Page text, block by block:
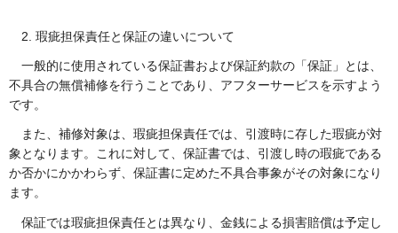
2. 瑕疵担保責任と保証の違いについて
一般的に使用されている保証書および保証約款の「保証」とは、
不具合の無償補修を行うことであり、アフターサービスを示すよう
です。
また、補修対象は、瑕疵担保責任では、引渡時に存した瑕疵が対
象となります。これに対して、保証書では、引渡し時の瑕疵である
か否かにかかわらず、保証書に定めた不具合事象がその対象になり
ます。
保証では瑕疵担保責任とは異なり、金銭による損害賠償は予定し